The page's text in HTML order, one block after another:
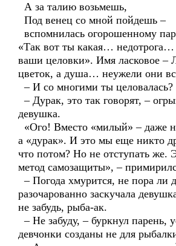
А за талию возьмешь,
Под венец со мной пойдешь –
вспомнилась огорошенному
«Так вот ты какая…
ваши целовки». Имя ласковое –
цветок, а душа… неужели они
– И со многими ты целовалась?
– Дурак, это так говорят, –
девушка.
«Ого! Вместо «милый» – даже
а «дурак». И это мы еще никто
что потом? Но не отступать же.
метод самозащиты», –
– Погода хмурится, не пора ли
разочарованно заскучала
не забудь, рыба-ак.
– Не забуду, – буркнул парень,
девчонки созданы не для